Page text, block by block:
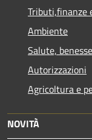
Tributi,finanze
Ambiente
Salute,
Autorizzazioni
Agricoltura e
NOVITÀ